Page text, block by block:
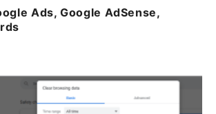
Ads, Google AdSense,